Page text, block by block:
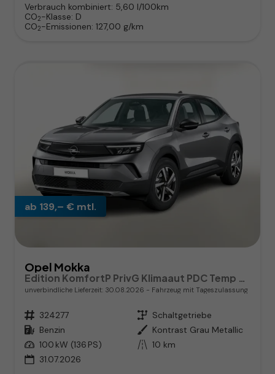
Verbrauch kombiniert: 5,60 l/100km
CO2-Klasse: D
CO2-Emissionen: 127,00 g/km
ab 139,– € mtl.
Opel Mokka
unverbindliche Lieferzeit: 30.08.2026 Fahrzeug mit Tageszulassung
Fahrzeugnr. 324277 Getriebe Schaltgetriebe
Kraftstoff Benzin Außenfarbe Kontrast Grau Metallic
Leistung 100 kW (136 PS) Kilometerstand 10 km
31.07.2026